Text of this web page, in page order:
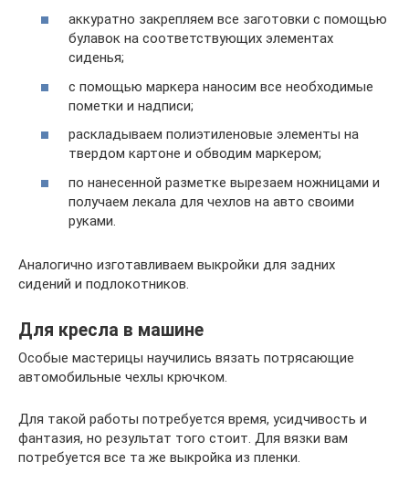
аккуратно закрепляем все заготовки с помощью
булавок на соответствующих элементах
сиденья;
с помощью маркера наносим все необходимые
пометки и надписи;
раскладываем полиэтиленовые элементы на
твердом картоне и обводим маркером;
по нанесенной разметке вырезаем ножницами и
получаем лекала для чехлов на авто своими
руками.
Аналогично изготавливаем выкройки для задних
сидений и подлокотников.
Для кресла в машине
Особые мастерицы научились вязать потрясающие
автомобильные чехлы крючком.
Для такой работы потребуется время, усидчивость и
фантазия, но результат того стоит. Для вязки вам
потребуется все та же выкройка из пленки.